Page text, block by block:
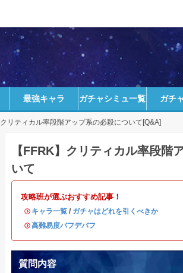
最強キャラ ガチャシミュ一覧 ガチ
クリティカル率段階アップ系の必殺について[Q&A]
【FFRK】クリティカル率段階
いて
攻略班が選ぶおすすめ記事！
・ キャラ一覧 / ガチャはどれを引くべきか
・高難易度バフデバフ
質問内容